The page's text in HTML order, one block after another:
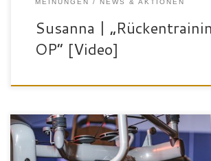
MEINUNGEN NEWS & AKTIONEN
Susanna |
OP“ [Video]